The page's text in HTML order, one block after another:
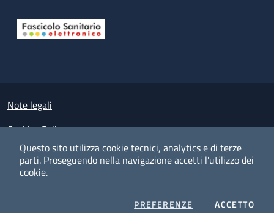
Questo sito utilizza cookie tecnici, analytics e di terze
parti. Proseguendo nella navigazione accetti l'utilizzo dei
cookie.
PREFERENZE COOKIESACCETTOI
Small prints
Note legali
Cookies Policy
Policy privacy e protezione del dato personale
Albo pretorio on-line